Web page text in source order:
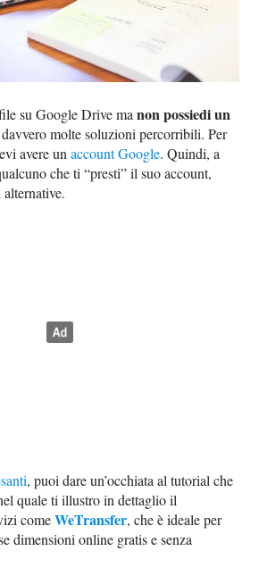
su Google Drive manon possiedi un
molte soluzioni percorribili. Per
avere unaccount Google. Quindi, a
che ti “presti” il suo account,
, puoi dare un’occhiata al tutorial che
quale ti illustro in dettaglio il
comeWeTransfer, che è ideale per
dimensioni online gratis e senza